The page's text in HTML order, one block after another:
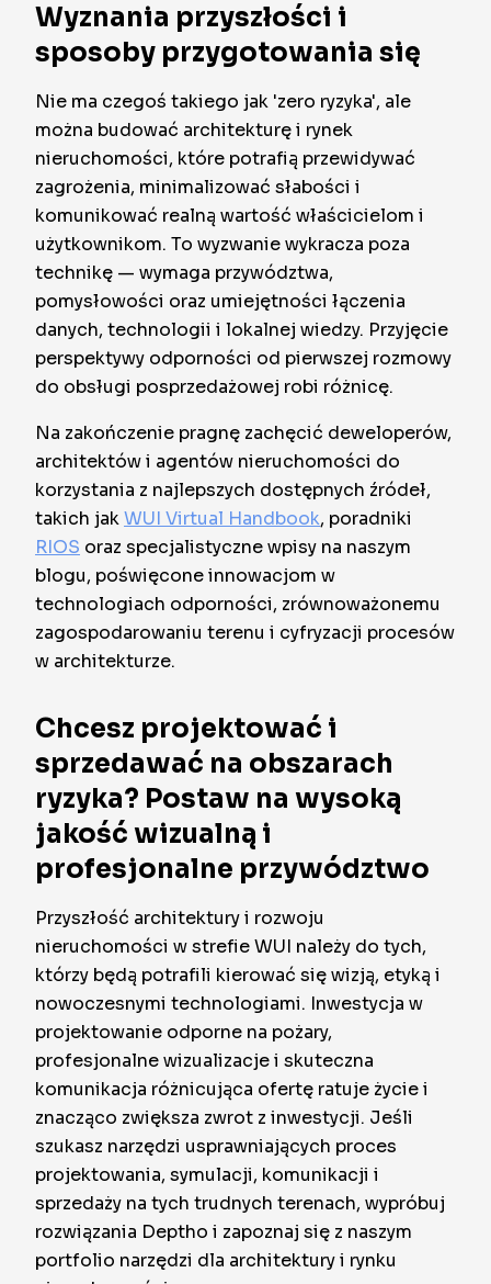
Wyznania przyszłości i
sposoby przygotowania się
Nie ma czegoś takiego jak 'zero ryzyka', ale
można budować architekturę i rynek
nieruchomości, które potrafią przewidywać
zagrożenia, minimalizować słabości i
komunikować realną wartość właścicielom i
użytkownikom. To wyzwanie wykracza poza
technikę — wymaga przywództwa,
pomysłowości oraz umiejętności łączenia
danych, technologii i lokalnej wiedzy. Przyjęcie
perspektywy odporności od pierwszej rozmowy
do obsługi posprzedażowej robi różnicę.
Na zakończenie pragnę zachęcić deweloperów,
architektów i agentów nieruchomości do
korzystania z najlepszych dostępnych źródeł,
takich jakWUI Virtual Handbook, poradniki
RIOS oraz specjalistyczne wpisy na naszym
blogu, poświęcone innowacjom w
technologiach odporności, zrównoważonemu
zagospodarowaniu terenu i cyfryzacji procesów
w architekturze.
Chcesz projektować i
sprzedawać na obszarach
ryzyka? Postaw na wysoką
jakość wizualną i
profesjonalne przywództwo
Przyszłość architektury i rozwoju
nieruchomości w strefie WUI należy do tych,
którzy będą potrafili kierować się wizją, etyką i
nowoczesnymi technologiami. Inwestycja w
projektowanie odporne na pożary,
profesjonalne wizualizacje i skuteczna
komunikacja różnicująca ofertę ratuje życie i
znacząco zwiększa zwrot z inwestycji. Jeśli
szukasz narzędzi usprawniających proces
projektowania, symulacji, komunikacji i
sprzedaży na tych trudnych terenach, wypróbuj
rozwiązania Deptho i zapoznaj się z naszym
portfolio narzędzi dla architektury i rynku